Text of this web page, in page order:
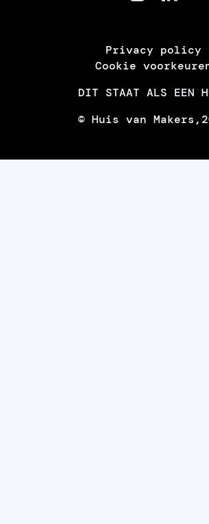
Cookie
Privacy policy
DIT STAAT ALS EEN
© Huis van Makers,